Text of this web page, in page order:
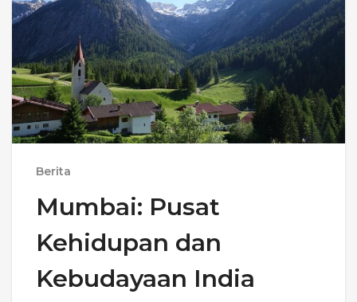
Berita
Mumbai: Pusat
Kehidupan dan
Kebudayaan India